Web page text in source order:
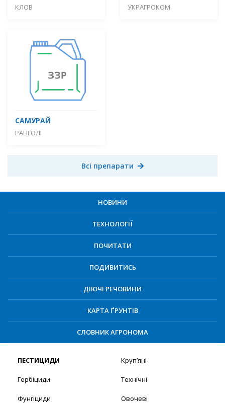
КЛОВ УКРАГРОКОМ
САМУРАЙ
РАНГОЛІ
Всі препарати
НОВИНИ
ТЕХНОЛОГІЇ
ПОЧИТАТИ
ПОДИВИТИСЬ
ДІЮЧІ РЕЧОВИНИ
КАРТА ҐРУНТІВ
СЛОВНИК АГРОНОМА
ПЕСТИЦИДИ
Гербіциди
Фунгіциди
Круп’яні
Технічні
Овочеві